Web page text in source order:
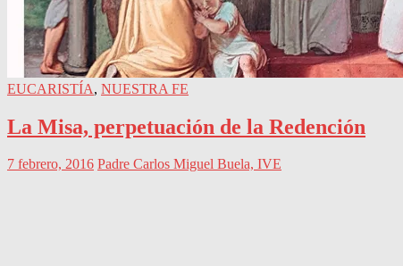
EUCARISTÍA, NUESTRA FE
La Misa, perpetuación de la Redención
7 febrero, 2016 Padre Carlos Miguel Buela, IVE